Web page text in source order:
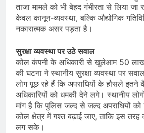
ताजा मामले को भी बेहद गंभीरता से लिया जा
केवल कानून-व्यवस्था, बल्कि औद्योगिक
नकारात्मक असर पड़ता है।
सुरक्षा व्यवस्था पर उठे सवाल
कोल कंपनी के अधिकारी से खुलेआम 50 लाख
की घटना ने स्थानीय सुरक्षा व्यवस्था पर
लोग पूछ रहे हैं कि अपराधियों के हौसले
अधिकारियों को धमकी देने लगे। स्थानीय
मांग है कि पुलिस जल्द से जल्द अपराधियों को
कोल क्षेत्र में गश्त बढ़ाई जाए, ताकि इस
लग सके।